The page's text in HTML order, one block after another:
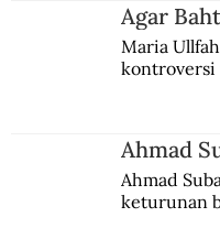
Agar
Maria
kontroversi
Ahmad
Ahmad
keturunan